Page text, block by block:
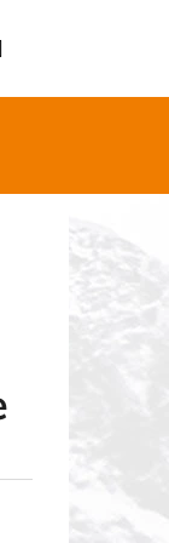
Nákupní
NÁBYTEK